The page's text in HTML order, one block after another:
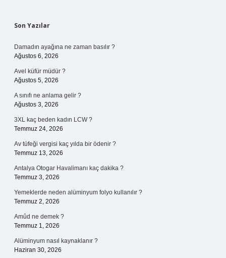
Sidebar
Son Yazılar
Damadın ayağına ne zaman basılır ?
Ağustos 6, 2026
Avel küfür müdür ?
Ağustos 5, 2026
A sınıfı ne anlama gelir ?
Ağustos 3, 2026
3XL kaç beden kadın LCW ?
Temmuz 24, 2026
Av tüfeği vergisi kaç yılda bir ödenir ?
Temmuz 13, 2026
Antalya Otogar Havalimanı kaç dakika ?
Temmuz 3, 2026
Yemeklerde neden alüminyum folyo kullanılır ?
Temmuz 2, 2026
Amûd ne demek ?
Temmuz 1, 2026
Alüminyum nasıl kaynaklanır ?
Haziran 30, 2026